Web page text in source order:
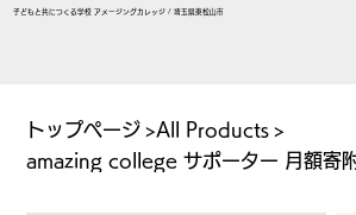
子どもと共につくる学校 アメージングカレッジ / 埼玉県東松山市
トップページ >All Products >
amazing college サポーター 月額寄